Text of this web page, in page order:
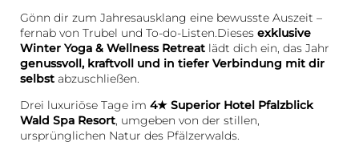
Gönn dir zum Jahresausklang eine bewusste Auszeit –
fernab von Trubel und To-do-Listen.Dieses exklusive
Winter Yoga & Wellness Retreat lädt dich ein, das Jahr
genussvoll, kraftvoll und in tiefer Verbindung mit dir
selbst abzuschließen.
Drei luxuriöse Tage im 4★ Superior Hotel Pfalzblick
Wald Spa Resort, umgeben von der stillen,
ursprünglichen Natur des Pfälzerwalds.